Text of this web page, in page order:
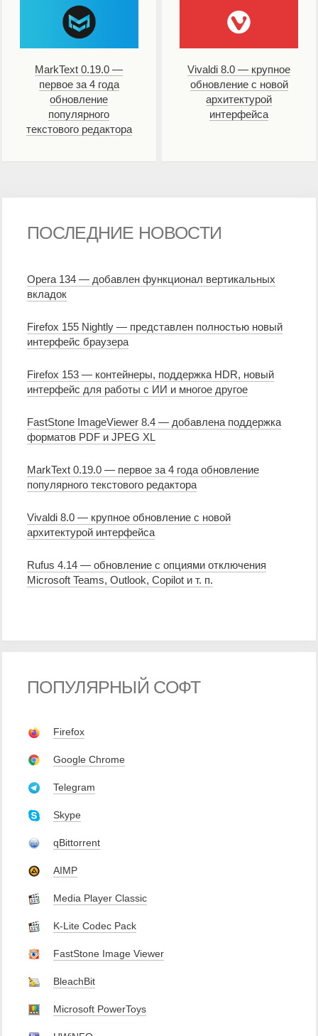
MarkText 0.19.0 —
первое за 4 года
обновление
популярного
текстового редактора
Vivaldi 8.0 — крупное
обновление с новой
архитектурой
интерфейса
ПОСЛЕДНИЕ НОВОСТИ
Opera 134 — добавлен функционал вертикальных
вкладок
Firefox 155 Nightly — представлен полностью новый
интерфейс браузера
Firefox 153 — контейнеры, поддержка HDR, новый
интерфейс для работы с ИИ и многое другое
FastStone ImageViewer 8.4 — добавлена поддержка
форматов PDF и JPEG XL
MarkText 0.19.0 — первое за 4 года обновление
популярного текстового редактора
Vivaldi 8.0 — крупное обновление с новой
архитектурой интерфейса
Rufus 4.14 — обновление с опциями отключения
Microsoft Teams, Outlook, Copilot и т. п.
ПОПУЛЯРНЫЙ СОФТ
Firefox
Google Chrome
Telegram
Skype
qBittorrent
AIMP
Media Player Classic
K-Lite Codec Pack
FastStone Image Viewer
BleachBit
Microsoft PowerToys